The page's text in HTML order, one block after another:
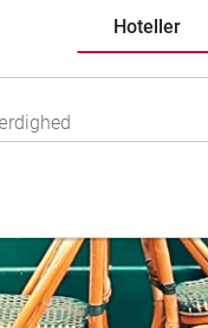
Hoteller